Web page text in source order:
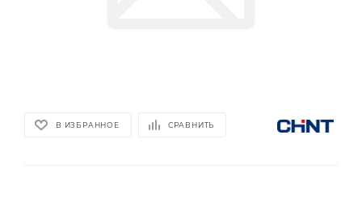
В ИЗБРАННОЕ СРАВНИТЬ